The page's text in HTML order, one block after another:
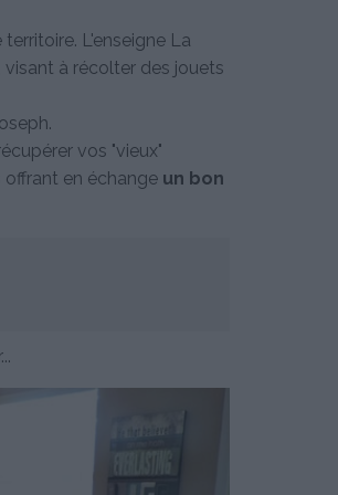
L'enseigne La
à récolter des jouets
vos "vieux"
en échange un bon